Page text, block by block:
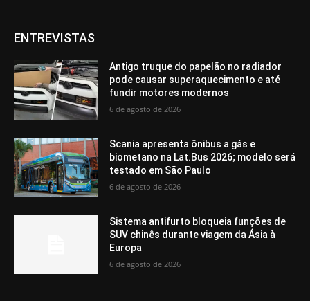
ENTREVISTAS
Antigo truque do papelão no radiador
pode causar superaquecimento e até
fundir motores modernos
6 de agosto de 2026
Scania apresenta ônibus a gás e
biometano na Lat.Bus 2026; modelo será
testado em São Paulo
6 de agosto de 2026
Sistema antifurto bloqueia funções de
SUV chinês durante viagem da Ásia à
Europa
6 de agosto de 2026